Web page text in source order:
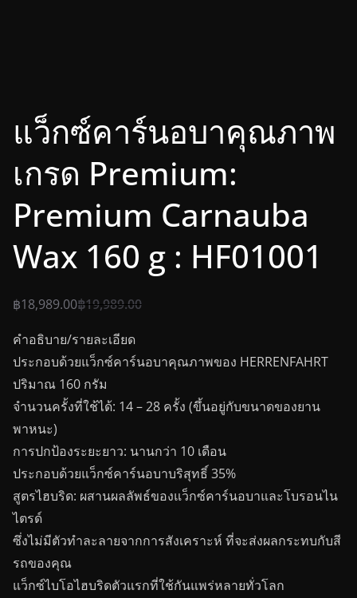
แว็กซ์คาร์นอบาคุณภาพ
เกรด Premium:
Premium Carnauba
Wax 160 g : HF01001
฿19,989.00
฿18,989.00
คำอธิบาย/รายละเอียด
ประกอบด้วยแว็กซ์คาร์นอบาคุณภาพของ HERRENFAHRT
ปริมาณ 160 กรัม
จำนวนครั้งที่ใช้ได้: 14 – 28 ครั้ง (ขึ้นอยู่กับขนาดของยาน
พาหนะ)
การปกป้องระยะยาว: นานกว่า 10 เดือน
ประกอบด้วยแว็กซ์คาร์นอบาบริสุทธิ์ 35%
สูตรไฮบริด: ผสานผลลัพธ์ของแว็กซ์คาร์นอบาและโบรอนไน
ไตรด์
ซึ่งไม่มีตัวทำละลายจากการสังเคราะห์ ที่จะส่งผลกระทบกับสี
รถของคุณ
แว็กซ์ไบโอไฮบริดตัวแรกที่ใช้กันแพร่หลายทั่วโลก